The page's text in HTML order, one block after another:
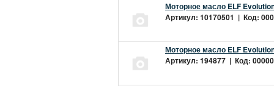
Моторное масло ELF
Артикул: 10170501 | Код:
Моторное масло ELF
Артикул: 194877 | Код: